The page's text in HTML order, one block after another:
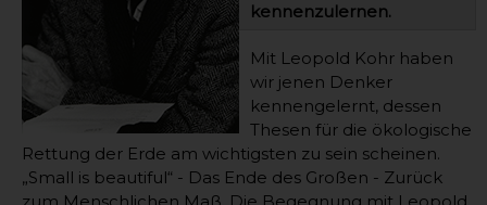
kennenzulernen.
Mit Leopold Kohr haben
wir jenen Denker
kennengelernt, dessen
Thesen für die ökologische
Rettung der Erde am wichtigsten zu sein scheinen.
„Small is beautiful“ - Das Ende des Großen - Zurück